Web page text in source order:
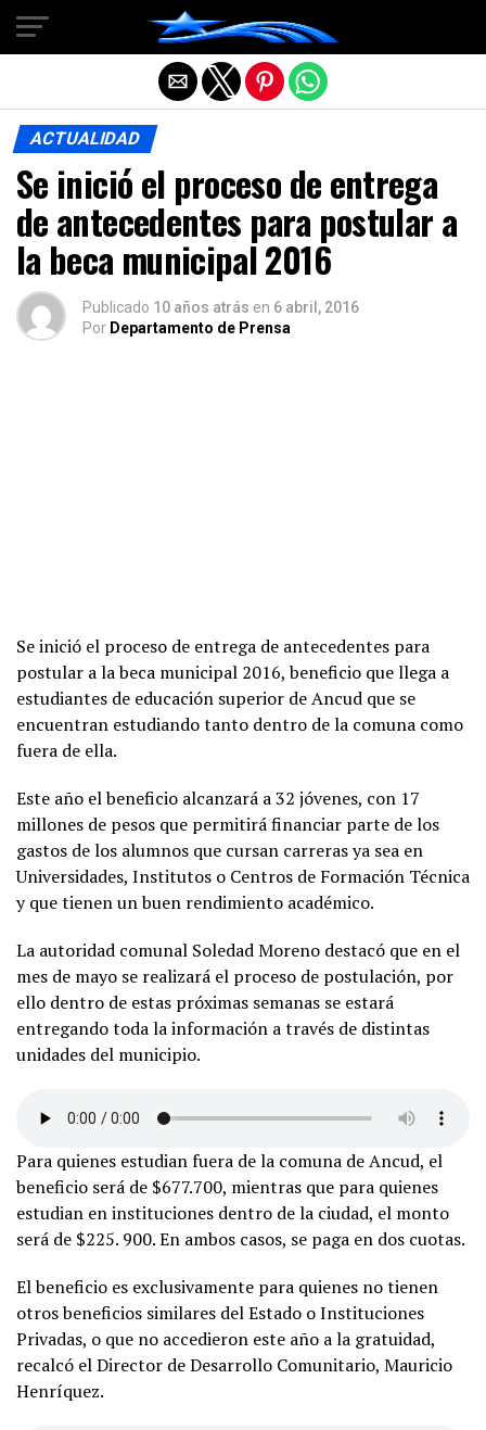
ACTUALIDAD
Se inició el proceso de entrega
de antecedentes para postular a
la beca municipal 2016
Publicado 10 años atrás en 6 abril, 2016
Por Departamento de Prensa
Se inició el proceso de entrega de antecedentes para
postular a la beca municipal 2016, beneficio que llega a
estudiantes de educación superior de Ancud que se
encuentran estudiando tanto dentro de la comuna como
fuera de ella.
Este año el beneficio alcanzará a 32 jóvenes, con 17
millones de pesos que permitirá financiar parte de los
gastos de los alumnos que cursan carreras ya sea en
Universidades, Institutos o Centros de Formación Técnica
y que tienen un buen rendimiento académico.
La autoridad comunal Soledad Moreno destacó que en el
mes de mayo se realizará el proceso de postulación, por
ello dentro de estas próximas semanas se estará
entregando toda la información a través de distintas
unidades del municipio.
Para quienes estudian fuera de la comuna de Ancud, el
beneficio será de $677.700, mientras que para quienes
estudian en instituciones dentro de la ciudad, el monto
será de $225. 900. En ambos casos, se paga en dos cuotas.
El beneficio es exclusivamente para quienes no tienen
otros beneficios similares del Estado o Instituciones
Privadas, o que no accedieron este año a la gratuidad,
recalcó el Director de Desarrollo Comunitario, Mauricio
Henríquez.
Salir de la versión móvil